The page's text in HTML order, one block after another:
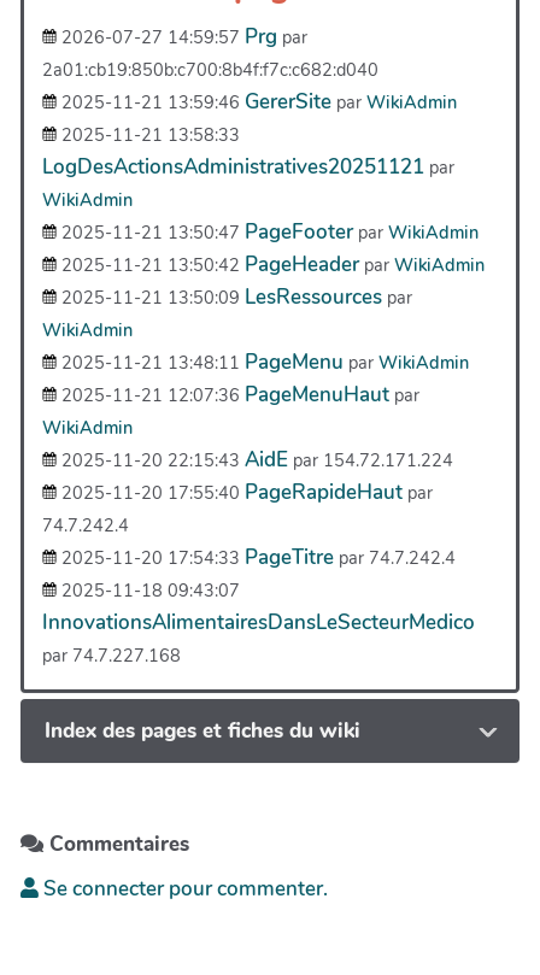
2026-07-27 14:59:57 Prg par
2a01:cb19:850b:c700:8b4f:f7c:c682:d040
2025-11-21 13:59:46 GererSite par WikiAdmin
2025-11-21 13:58:33
LogDesActionsAdministratives20251121 par
WikiAdmin
2025-11-21 13:50:47 PageFooter par WikiAdmin
2025-11-21 13:50:42 PageHeader par WikiAdmin
2025-11-21 13:50:09 LesRessources par
WikiAdmin
2025-11-21 13:48:11 PageMenu par WikiAdmin
2025-11-21 12:07:36 PageMenuHaut par
WikiAdmin
2025-11-20 22:15:43 AidE par 154.72.171.224
2025-11-20 17:55:40 PageRapideHaut par
74.7.242.4
2025-11-20 17:54:33 PageTitre par 74.7.242.4
2025-11-18 09:43:07
InnovationsAlimentairesDansLeSecteurMedico
par 74.7.227.168
Index des pages et fiches du wiki
Commentaires
Se connecter pour commenter.